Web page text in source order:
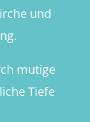
und
mutige
Tiefe